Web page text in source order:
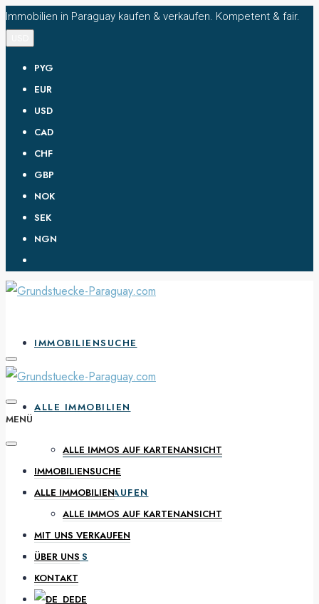
Immobilien in Paraguay kaufen & verkaufen. Kompetent & fair.
PYG
EUR
USD
CAD
CHF
GBP
NOK
SEK
NGN
IMMOBILIENSUCHE
ALLE IMMOBILIEN
ALLE IMMOS AUF KARTENANSICHT
MIT UNS VERKAUFEN
ÜBER UNS
MENÜ
IMMOBILIENSUCHE
ALLE IMMOBILIEN
ALLE IMMOS AUF KARTENANSICHT
MIT UNS VERKAUFEN
ÜBER UNS
KONTAKT
DE